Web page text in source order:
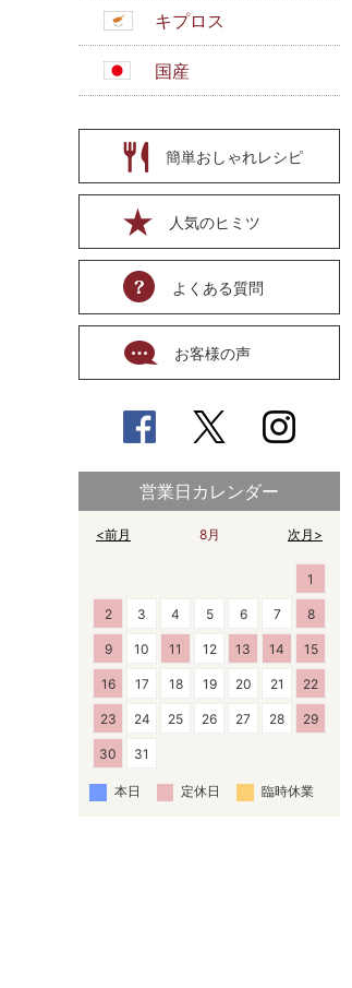
キプロス
国産
簡単おしゃれレシピ
人気のヒミツ
よくある質問
お客様の声
営業日カレンダー
8月
<前月 次月>
1
2 3 4 5 6 7 8
9 10 11 12 13 14 15
16 17 18 19 20 21 22
23 24 25 26 27 28 29
30 31
本日 定休日 臨時休業